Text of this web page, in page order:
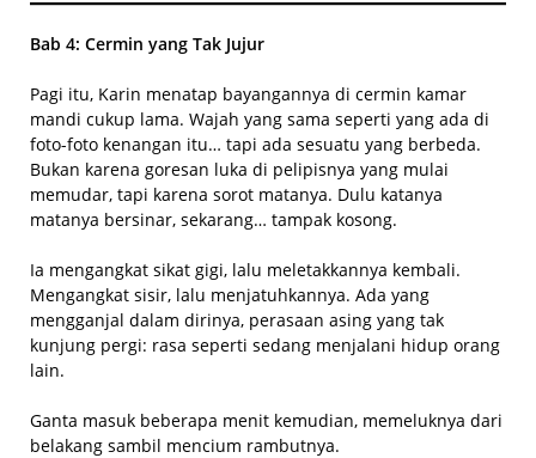
Bab 4: Cermin yang Tak Jujur
Pagi itu, Karin menatap bayangannya di cermin kamar
mandi cukup lama. Wajah yang sama seperti yang ada di
foto-foto kenangan itu… tapi ada sesuatu yang berbeda.
Bukan karena goresan luka di pelipisnya yang mulai
memudar, tapi karena sorot matanya. Dulu katanya
matanya bersinar, sekarang… tampak kosong.
Ia mengangkat sikat gigi, lalu meletakkannya kembali.
Mengangkat sisir, lalu menjatuhkannya. Ada yang
mengganjal dalam dirinya, perasaan asing yang tak
kunjung pergi: rasa seperti sedang menjalani hidup orang
lain.
Ganta masuk beberapa menit kemudian, memeluknya dari
belakang sambil mencium rambutnya.